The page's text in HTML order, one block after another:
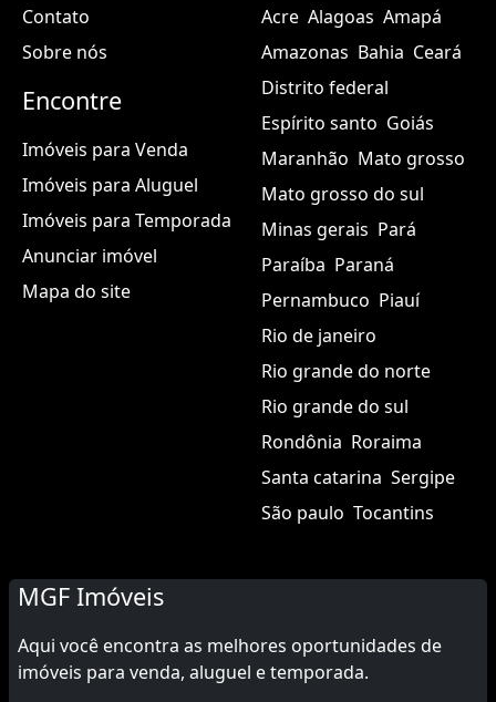
Contato
Sobre nós
Encontre
Imóveis para Venda
Imóveis para Aluguel
Imóveis para Temporada
Anunciar imóvel
Mapa do site
Acre Alagoas Amapá
Amazonas Bahia Ceará
Distrito federal
Espírito santo Goiás
Maranhão Mato grosso
Mato grosso do sul
Minas gerais Pará
Paraíba Paraná
Pernambuco Piauí
Rio de janeiro
Rio grande do norte
Rio grande do sul
Rondônia Roraima
Santa catarina Sergipe
São paulo Tocantins
MGF Imóveis
Aqui você encontra as melhores oportunidades de
imóveis para venda, aluguel e temporada.